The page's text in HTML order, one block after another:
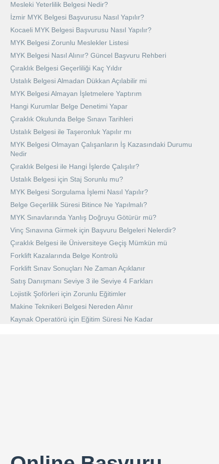
Mesleki Yeterlilik Belgesi Nedir?
İzmir MYK Belgesi Başvurusu Nasıl Yapılır?
Kocaeli MYK Belgesi Başvurusu Nasıl Yapılır?
MYK Belgesi Zorunlu Meslekler Listesi
MYK Belgesi Nasıl Alınır? Güncel Başvuru Rehberi
Çıraklık Belgesi Geçerliliği Kaç Yıldır
Ustalık Belgesi Almadan Dükkan Açılabilir mi
MYK Belgesi Almayan İşletmelere Yaptırım
Hangi Kurumlar Belge Denetimi Yapar
Çıraklık Okulunda Belge Sınavı Tarihleri
Ustalık Belgesi ile Taşeronluk Yapılır mı
MYK Belgesi Olmayan Çalışanların İş Kazasındaki Durumu
Nedir
Çıraklık Belgesi ile Hangi İşlerde Çalışılır?
Ustalık Belgesi için Staj Sorunlu mu?
MYK Belgesi Sorgulama İşlemi Nasıl Yapılır?
Belge Geçerlilik Süresi Bitince Ne Yapılmalı?
MYK Sınavlarında Yanlış Doğruyu Götürür mü?
Vinç Sınavına Girmek için Başvuru Belgeleri Nelerdir?
Çıraklık Belgesi ile Üniversiteye Geçiş Mümkün mü
Forklift Kazalarında Belge Kontrolü
Forklift Sınav Sonuçları Ne Zaman Açıklanır
Satış Danışmanı Seviye 3 ile Seviye 4 Farkları
Lojistik Şoförleri için Zorunlu Eğitimler
Makine Teknikeri Belgesi Nereden Alınır
Kaynak Operatörü için Eğitim Süresi Ne Kadar